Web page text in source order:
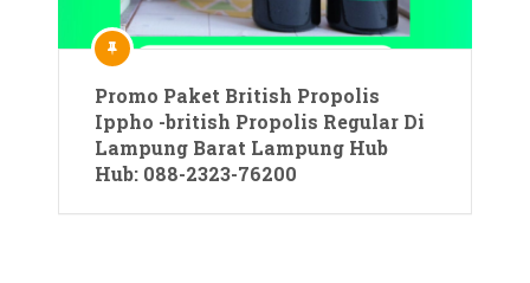
Promo Paket British Propolis
Ippho -british Propolis Regular Di
Lampung Barat Lampung Hub
Hub: 088-2323-76200